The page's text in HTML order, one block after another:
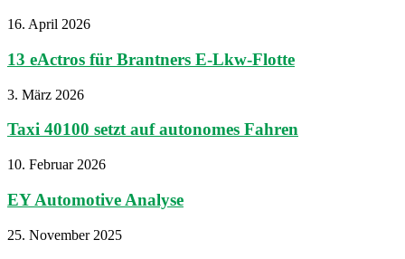
16. April 2026
13 eActros für Brantners E-Lkw-Flotte
3. März 2026
Taxi 40100 setzt auf autonomes Fahren
10. Februar 2026
EY Automotive Analyse
25. November 2025